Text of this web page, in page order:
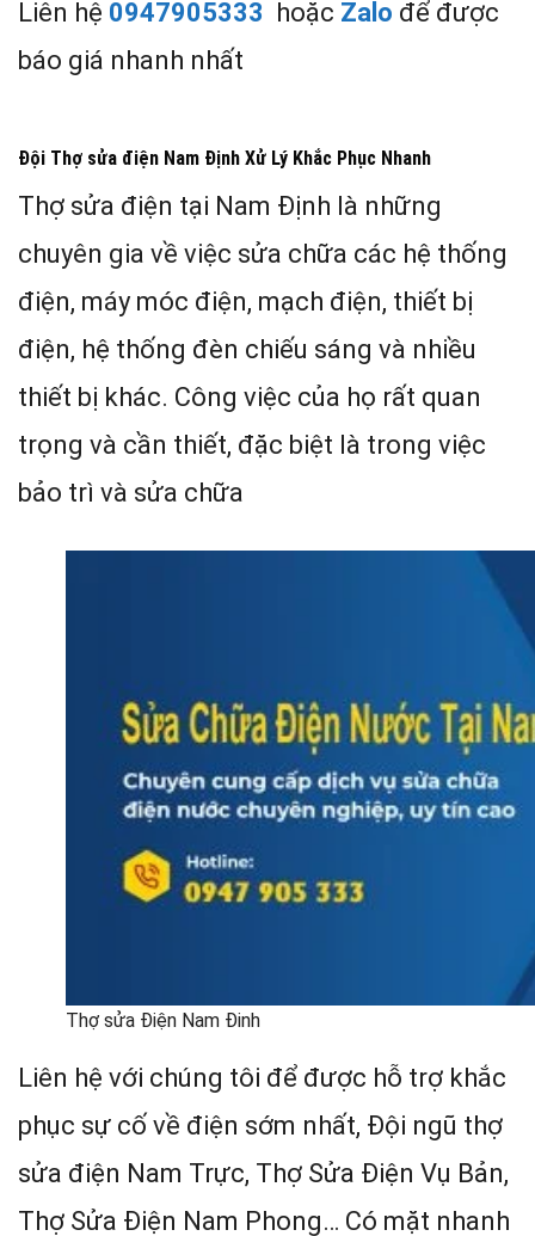
Liên hệ 0947905333 hoặc Zalo để được
báo giá nhanh nhất
Đội Thợ sửa điện Nam Định Xử Lý Khắc Phục Nhanh
Thợ sửa điện tại Nam Định là những
chuyên gia về việc sửa chữa các hệ thống
điện, máy móc điện, mạch điện, thiết bị
điện, hệ thống đèn chiếu sáng và nhiều
thiết bị khác. Công việc của họ rất quan
trọng và cần thiết, đặc biệt là trong việc
bảo trì và sửa chữa
Thợ sửa Điện Nam Đinh
Liên hệ với chúng tôi để được hỗ trợ khắc
phục sự cố về điện sớm nhất, Đội ngũ thợ
sửa điện Nam Trực, Thợ Sửa Điện Vụ Bản,
Thợ Sửa Điện Nam Phong… Có mặt nhanh